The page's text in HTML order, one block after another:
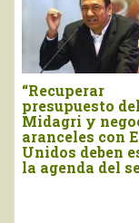
del
y negociar
con
deben estar
del